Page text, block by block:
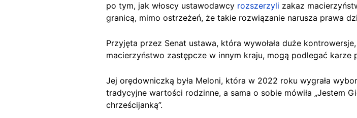
po tym, jak włoscy ustawodawcy rozszerzyli zakaz
granicą, mimo ostrzeżeń, że takie rozwiązanie narusza prawa
Przyjęta przez Senat ustawa, która wywołała duże
macierzyństwo zastępcze w innym kraju, mogą podlegać karze
Jej orędowniczką była Meloni, która w 2022 roku wygrała
tradycyjne wartości rodzinne, a sama o sobie mówiła „Jestem
chrześcijanką”.